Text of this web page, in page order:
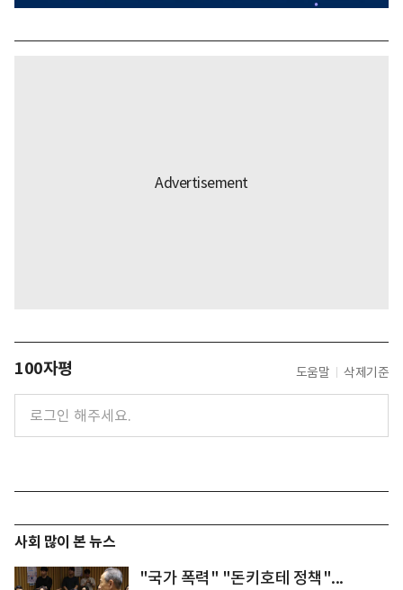
100자평 도움말 삭제기준
사회 많이 본 뉴스
"국가 폭력" "돈키호테 정책"...